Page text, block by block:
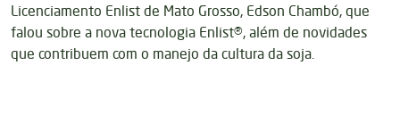
Licenciamento Enlist de Mato Grosso, Edson Chambó, que
falou sobre a nova tecnologia Enlist®, além de novidades
que contribuem com o manejo da cultura da soja.